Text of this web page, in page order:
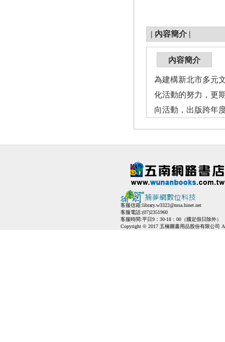
| 內容簡介 |
內容簡介
為建構新北市多元
化活動的努力，更
向活動，出版跨年
客服信箱:library.w3322@msa.hinet.net
客服電話:(07)2351960
客服時間:平日9：30-18：00（國定假日除外）
Copyright © 2017 五楠圖書用品股份有限公司